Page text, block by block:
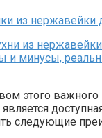
этого важного
является
следующие